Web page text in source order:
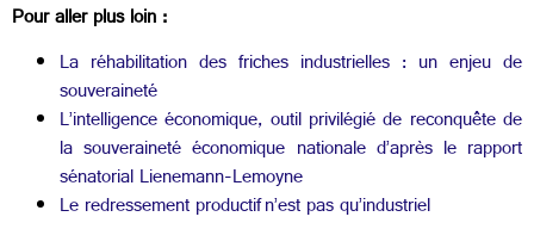
Pour aller plus loin :
La réhabilitation des friches industrielles : un enjeu de
souveraineté
L’intelligence économique, outil privilégié de reconquête de
la souveraineté économique nationale d’après le rapport
sénatorial Lienemann-Lemoyne
Le redressement productif n’est pas qu’industriel